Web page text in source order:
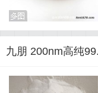
九朋 200nm高纯